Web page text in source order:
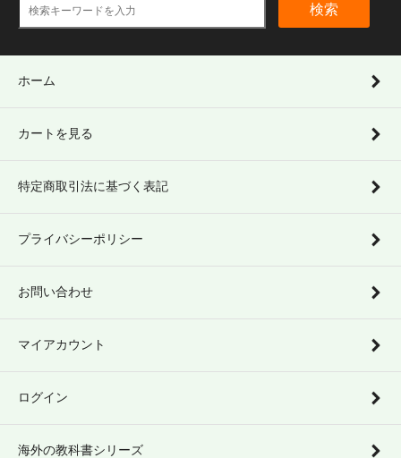
検索
ホーム
カートを見る
特定商取引法に基づく表記
プライバシーポリシー
お問い合わせ
マイアカウント
ログイン
海外の教科書シリーズ